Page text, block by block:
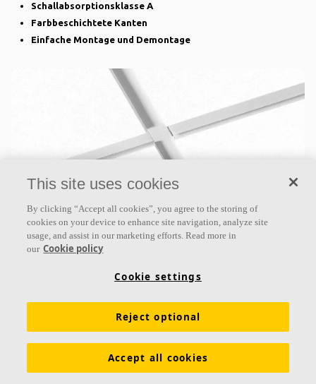
Schallabsorptionsklasse A
Farbbeschichtete Kanten
Einfache Montage und Demontage
Ecophon Master™ E
Ecophon Master ™ E ist eine abgehängte
Akustikdecke, die speziell für Großraumbüros und
alle anderen Bereiche konzipiert wurde, in denen die
Schallabsorptionsklasse A
Farbbeschichtete Kanten
This site uses cookies
By clicking “Accept all cookies”, you agree to the storing of
cookies on your device to enhance site navigation, analyze site
usage, and assist in our marketing efforts. Read more in
our Cookie policy
Cookie settings
Reject optional
Accept all cookies